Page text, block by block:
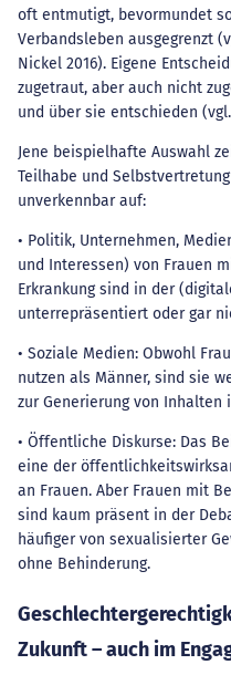
oft entmutigt, bevormundet
Verbandsleben ausgegrenzt
Nickel 2016). Eigene
zugetraut, aber auch nicht
und über sie entschieden
Jene beispielhafte Auswahl
Teilhabe und
unverkennbar auf:
• Politik, Unternehmen,
und Interessen) von Frauen
Erkrankung sind in der
unterrepräsentiert oder gar
• Soziale Medien: Obwohl
nutzen als Männer, sind sie
zur Generierung von Inhalten
• Öffentliche Diskurse: Das
eine der
an Frauen. Aber Frauen mit
sind kaum präsent in der
häufiger von sexualisierter
ohne Behinderung.
Zukunft – auch im